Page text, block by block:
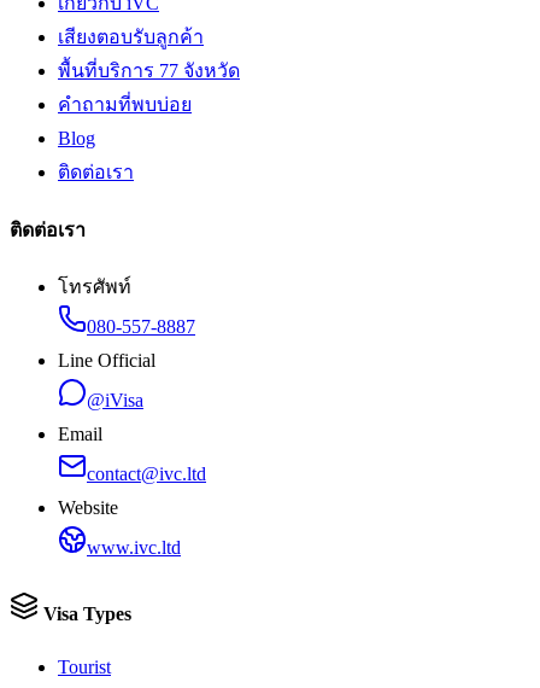
เสียงตอบรับลูกค้า
พื้นที่บริการ 77 จังหวัด
คำถามที่พบบ่อย
Blog
ติดต่อเรา
ติดต่อเรา
โทรศัพท์
080-557-8887
Line Official
@iVisa
Email
contact@ivc.ltd
Website
www.ivc.ltd
Visa Types
Tourist